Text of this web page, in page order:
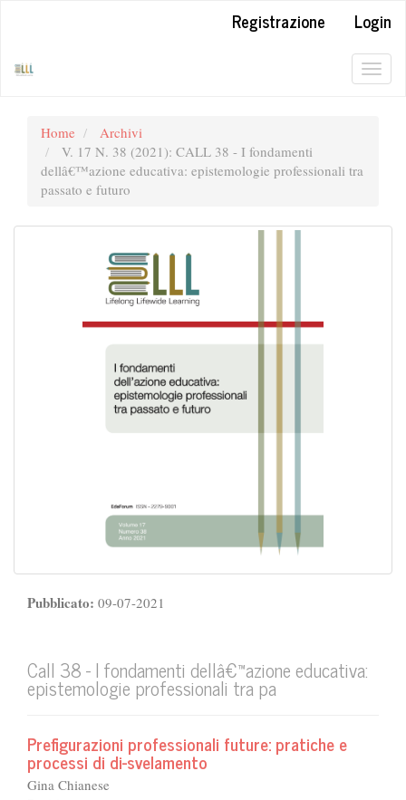
Registrazione
Login
Home
Archivi
V. 17 N. 38 (2021): CALL 38 - I fondamenti
dellâ€™azione educativa: epistemologie professionali tra
passato e futuro
Pubblicato: 09-07-2021
Call 38 - I fondamenti dellâ€™azione educativa:
epistemologie professionali tra pa
Prefigurazioni professionali future: pratiche e
processi di di-svelamento
Gina Chianese